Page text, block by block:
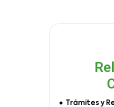
Trámites y